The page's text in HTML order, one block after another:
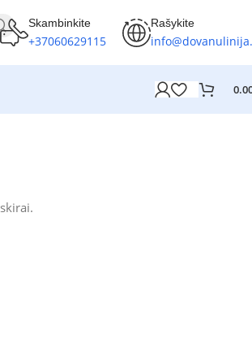
Skambinkite
+37060629115
Rašykite